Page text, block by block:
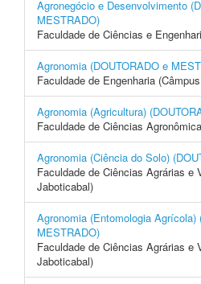
Agronegócio e Desenvolvimento
MESTRADO)
Faculdade de Ciências e
Agronomia (DOUTORADO e
Faculdade de Engenharia
Agronomia (Agricultura)
Faculdade de Ciências
Agronomia (Ciência do Solo)
Faculdade de Ciências Agrárias e
Jaboticabal)
Agronomia (Entomologia Agrícola)
MESTRADO)
Faculdade de Ciências Agrárias e
Jaboticabal)